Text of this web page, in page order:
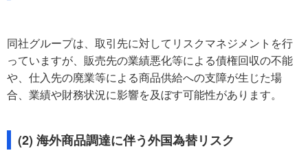
同社グループは、取引先に対してリスクマネジメントを行
っていますが、販売先の業績悪化等による債権回収の不能
や、仕入先の廃業等による商品供給への支障が生じた場
合、業績や財務状況に影響を及ぼす可能性があります。
(2) 海外商品調達に伴う外国為替リスク